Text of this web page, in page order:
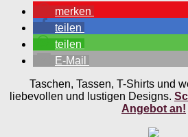
merken
teilen
teilen
E-Mail
Taschen, Tassen, T-Shirts und
liebevollen und lustigen Designs.
Angebot an!